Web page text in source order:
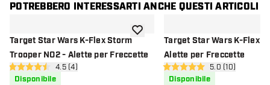
POTREBBERO INTERESSARTI ANCHE QUESTI ARTICOLI
Target Star Wars K-Flex Storm
Trooper NO2 - Alette per Freccette
apri pannello recensioni
4.5 stelle di valutazione
4.5 (4)
Disponibile
aggiungi alla lista dei desideri
Target Star Wars K-Flex
Alette per Freccette
apri pannello
5 stelle di valutazione
5.0 (10)
Disponibile